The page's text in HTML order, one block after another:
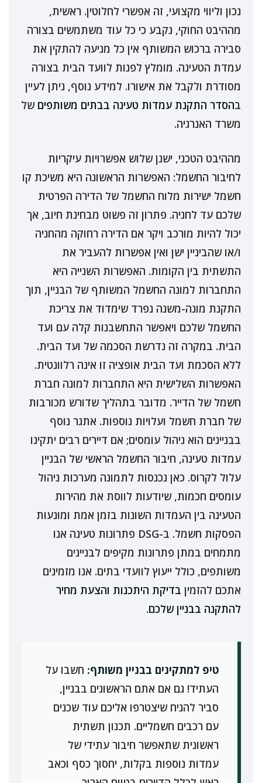
נכון וליווי מקצועי, זה אפשרי לחלוטין. ראשית,
מההיבט החוקי, נקבע כי כל עוד משתמשים בצורה
סבירה ברכוש המשותף אין כל מניעה להתקין את
עמדת הטעינה. מומלץ לפנות לוועד הבית בצורה
מסודרת ולקבל את אישורו. למידע נוסף, ניתן לעיין
בהסדר התקנת עמדות טעינה בבתים משותפים של
משרד האנרגיה.
מההיבט הטכני, ישנן שלוש אפשרויות עיקריות
לחיבור החשמל: האפשרות הראשונה היא משיכת קו
חשמל ישירות מלוח החשמל של הדירה הפרטית
שלכם עד לחניה. פתרון זה פשוט מבחינת חיוב, אך
יכול להיות מורכב ויקר אם הדירה רחוקה מהחניה
ו/או שהביניין ישן ואין אפשרות להעביר את
התשתית בין הקומות. האפשרות השנייה היא
התחברות למונה החשמל המשותף של הבניין, תוך
התקנת מונה-משנה נפרד שימדוד את צריכת
החשמל שלכם ויאפשר התחשבנות קלה עם ועד
הבית. במקרה זה נדרשת הסכמה של ועד הבית.
ללא הסכמת ועד הבית אופציה זו אינה רלוונטית.
האפשרות השלישית היא התחברות למונה חברת
חשמל של הדייר. מדובר בתהליך שדורש מכורבות
של חברת חשמל ועלויות נוספות. אתגר נוסף
בבניינים הוא ניהול עומסים; אם דיירים רבים יתקינו
עמדות טעינה, חיבור החשמל הראשי של הבניין
עלול לקרוס. כאן נכנסות לתמונה מערכות ניהול
עומסים חכמות, שיודעות לווסת את מהירות
הטעינה בין העמדות השונות בזמן אמת ומונעות
הפסקות חשמל. ב-DSG פתרונות טעינה אנו
מתמחים במתן פתרונות מקיפים לבניינים
משותפים, כולל ייעוץ לוועדי בתים. אנו מזמינים
אתכם להזמין בדיקת היתכנות והצעת מחיר
להתקנה בבניין שלכם.
טיפ למתקינים בבניין משותף: חשבו על
העתיד! גם אם אתם הראשונים בבניין,
סביר להניח שיצטרפו אליכם עוד שכנים
עם רכבים חשמליים. תכנון תשתית
ראשונית שתאפשר חיבור עתידי של
עמדות נוספות בקלות, יחסוך כסף וכאב